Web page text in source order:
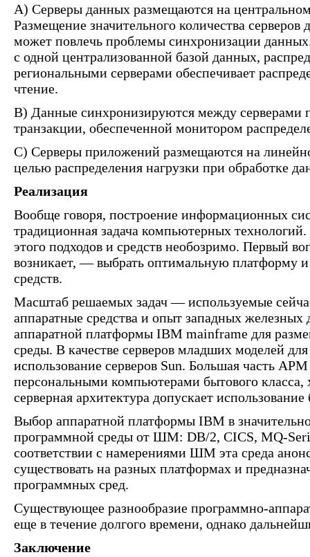
A) Серверы данных размещаются на
Размещение значительного количества
может повлечь проблемы синхронизации
с одной централизованной базой данных,
региональными серверами обеспечивает
чтение.
B) Данные синхронизируются между серверами
транзакции, обеспеченной монитором
C) Серверы приложений размещаются на
целью распределения нагрузки при обработке
Реализация
Вообще говоря, построение информационных
традиционная задача компьютерных
этого подходов и средств необозримо. Первый
возникает, — выбрать оптимальную платформу
средств.
Масштаб решаемых задач — используемые
аппаратные средства и опыт западных
аппаратной платформы IBM mainframe для
среды. В качестве серверов младших моделей
использование серверов Sun. Большая часть
персональными компьютерами бытового класса,
серверная архитектура допускает
Выбор аппаратной платформы IBM в
программной среды от ШМ: DB/2, CICS, MQ-
соответствии с намерениями ШМ эта среда
существовать на разных платформах и
программных сред.
Существующее разнообразие программно-
еще в течение долгого времени, однако
Заключение